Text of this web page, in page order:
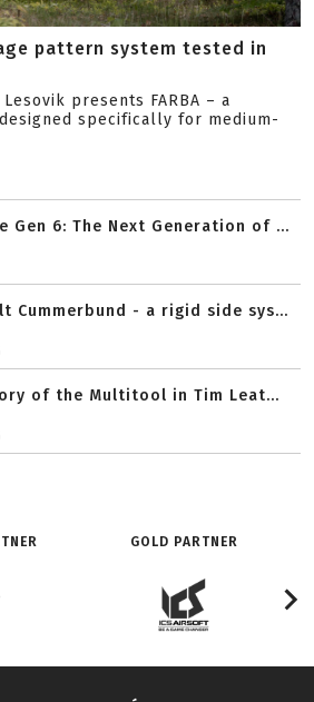
pattern system tested in
presents FARBA – a
specifically for medium-
Gen 6: The Next Generation of ...
Cummerbund - a rigid side sys...
of the Multitool in Tim Leat...
GOLD PARTNER